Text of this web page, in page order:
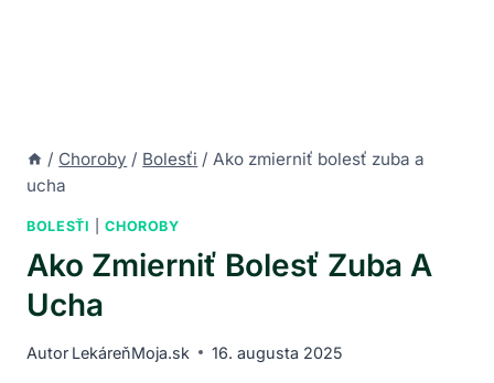
/ Choroby / Bolesťi / Ako zmierniť bolesť zuba a
ucha
BOLESŤI |CHOROBY
Ako Zmierniť Bolesť Zuba A
Ucha
Autor LekáreňMoja.sk 16. augusta 2025